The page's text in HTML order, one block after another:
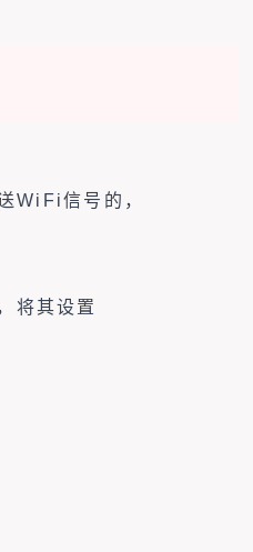
WiFi信号的，
将其设置